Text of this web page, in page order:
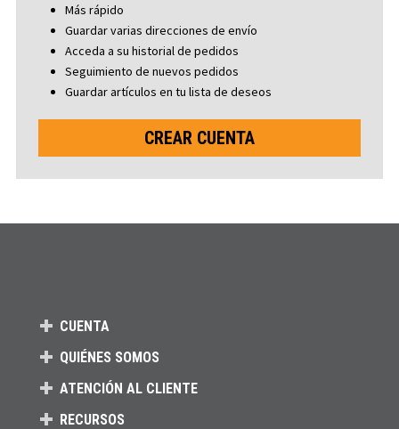
Más rápido
Guardar varias direcciones de envío
Acceda a su historial de pedidos
Seguimiento de nuevos pedidos
Guardar artículos en tu lista de deseos
CREAR CUENTA
CUENTA
QUIÉNES SOMOS
ATENCIÓN AL CLIENTE
RECURSOS